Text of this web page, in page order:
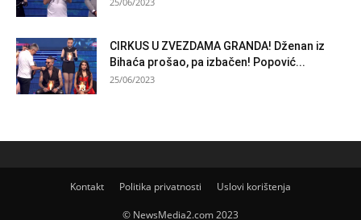
CIRKUS U ZVEZDAMA GRANDA! Dženan iz
Bihaća prošao, pa izbačen! Popović...
25/06/2023
Kontakt Politika privatnosti Uslovi korištenja
© NewsMedia2.com 2023